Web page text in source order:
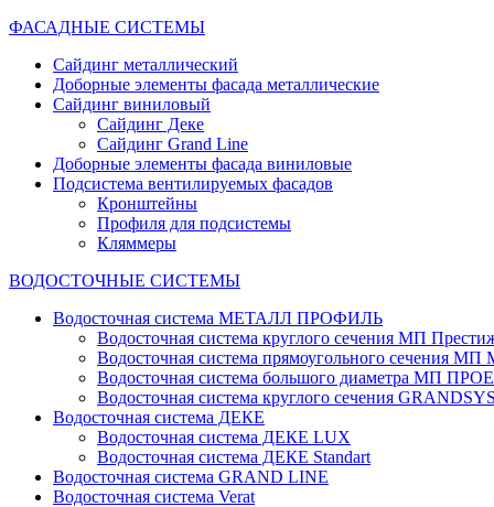
ФАСАДНЫЕ СИСТЕМЫ
Сайдинг металлический
Доборные элементы фасада металлические
Сайдинг виниловый
Сайдинг Деке
Сайдинг Grand Line
Доборные элементы фасада виниловые
Подсистема вентилируемых фасадов
Кронштейны
Профиля для подсистемы
Кляммеры
ВОДОСТОЧНЫЕ СИСТЕМЫ
Водосточная система МЕТАЛЛ ПРОФИЛЬ
Водосточная система круглого сечения МП
Водосточная система прямоугольного сечения МП
Водосточная система большого диаметра МП
Водосточная система круглого сечения
Водосточная система ДЕКЕ
Водосточная система ДЕКЕ LUX
Водосточная система ДЕКЕ Standart
Водосточная система GRAND LINE
Водосточная система Verat